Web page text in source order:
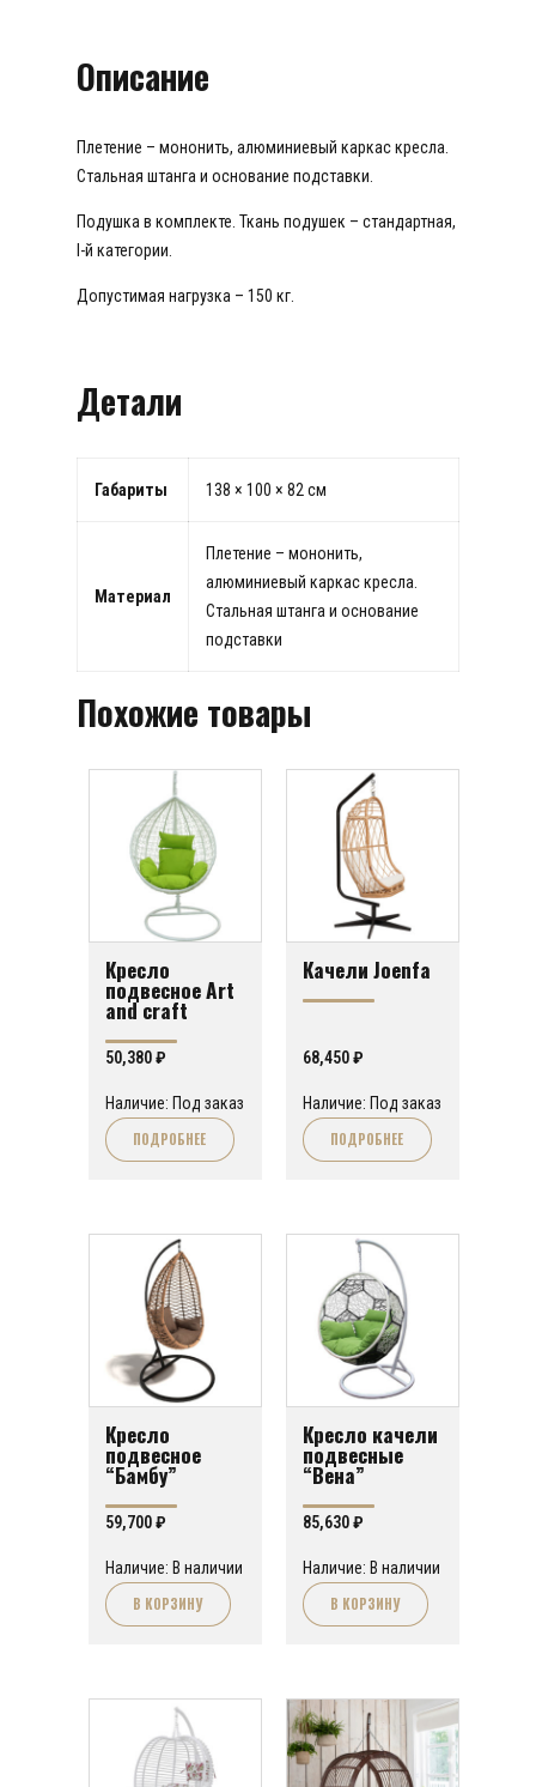
Описание
Плетение – мононить, алюминиевый каркас кресла.
Стальная штанга и основание подставки.
Подушка в комплекте. Ткань подушек – стандартная,
I-й категории.
Допустимая нагрузка – 150 кг.
Детали
Габариты 138 × 100 × 82 см
Материал
Плетение – мононить,
алюминиевый каркас кресла.
Стальная штанга и основание
подставки
Похожие товары
Кресло
подвесное Art
and craft
50,380₽
Наличие: Под заказ
ПОДРОБНЕЕ
Качели Joenfa
68,450₽
Наличие: Под заказ
ПОДРОБНЕЕ
Кресло
подвесное
“Бамбу”
59,700₽
Наличие: В наличии
В КОРЗИНУ
Кресло качели
подвесные
“Вена”
85,630₽
Наличие: В наличии
В КОРЗИНУ